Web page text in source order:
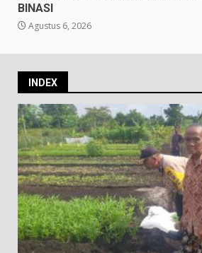
BINASI
Agustus 6, 2026
INDEX